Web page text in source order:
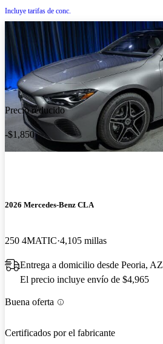
Incluye tarifas de conc.
Precio reducido
-$1,850
2026 Mercedes-Benz CLA
250 4MATIC 4,105 millas
Entrega a domicilio desde Peoria, AZ
El precio incluye envío de $4,965
Buena oferta
Certificados por el fabricante